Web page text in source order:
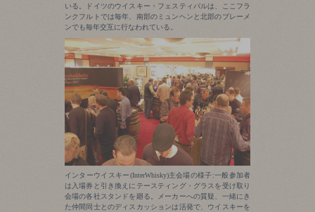
いる。ドイツのウイスキー・フェスティバルは、ここフラ
ンクフルトでは毎年、南部のミュンヘンと北部のブレーメ
ンでも毎年交互に行なわれている。
インターウイスキー(InterWhisky)主会場の様子:一般参加者
は入場券と引き換えにテースティング・グラスを受け取り
会場の各社スタンドを廻る。メーカーへの質疑、一緒にき
た仲間同士とのディスカッションは活発で、ウイスキーを